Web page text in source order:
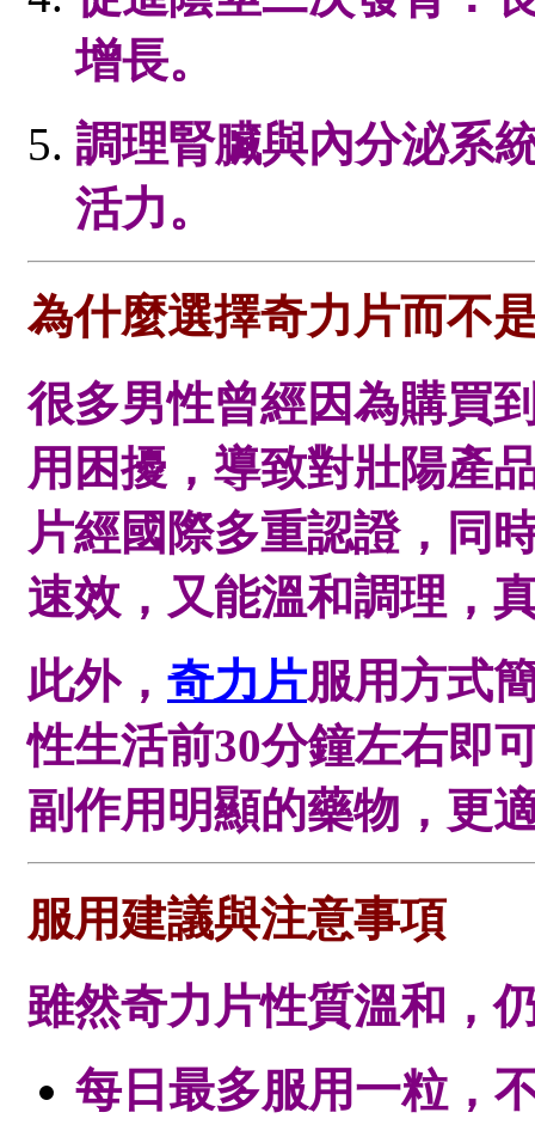
增長。
調理腎臟與內分泌系
活力。
為什麼選擇奇力片而不
很多男性曾經因為購買
用困擾，導致對壯陽產
片經國際多重認證，同
速效，又能溫和調理，
此外， 奇力片服用方式
性生活前30分鐘左右即
副作用明顯的藥物，更
服用建議與注意事項
雖然奇力片性質溫和，
每日最多服用一粒，